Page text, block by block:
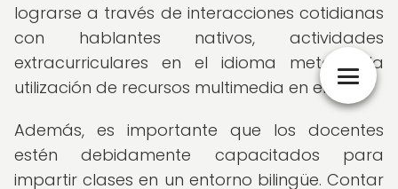
lograrse a través de interacciones cotidianas
con hablantes nativos, actividades
extracurriculares en el idioma meta y la
utilización de recursos multimedia en el aula.
Además, es importante que los docentes
estén debidamente capacitados para
impartir clases en un entorno bilingüe. Contar